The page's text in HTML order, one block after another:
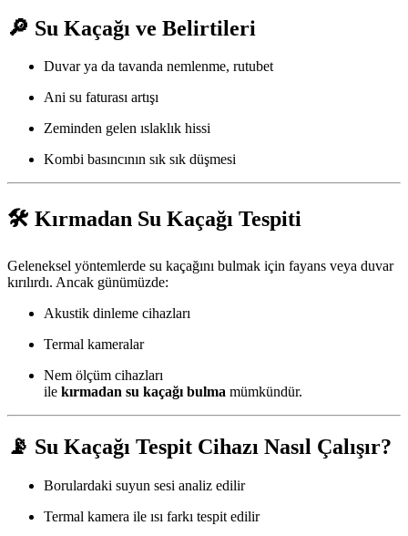
🔎 Su Kaçağı ve Belirtileri
Duvar ya da tavanda nemlenme, rutubet
Ani su faturası artışı
Zeminden gelen ıslaklık hissi
Kombi basıncının sık sık düşmesi
🛠️ Kırmadan Su Kaçağı Tespiti
Geleneksel yöntemlerde su kaçağını bulmak için fayans veya duvar
kırılırdı. Ancak günümüzde:
Akustik dinleme cihazları
Termal kameralar
Nem ölçüm cihazları
ile kırmadan su kaçağı bulma mümkündür.
📡 Su Kaçağı Tespit Cihazı Nasıl Çalışır?
Borulardaki suyun sesi analiz edilir
Termal kamera ile ısı farkı tespit edilir